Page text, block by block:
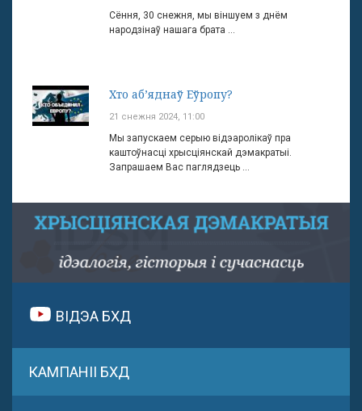
Сёння, 30 снежня, мы віншуем з днём
народзінаў нашага брата ...
Хто аб’яднаў Еўропу?
21 снежня 2024, 11:00
Мы запускаем серыю відэаролікаў пра
каштоўнасці хрысціянскай дэмакратыі.
Запрашаем Вас паглядзець ...
ВІДЭА БХД
КАМПАНІІ БХД